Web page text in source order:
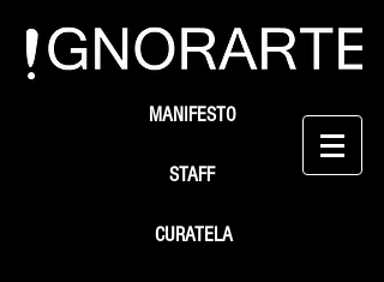
STAFF
MANIFESTO
CURATELA